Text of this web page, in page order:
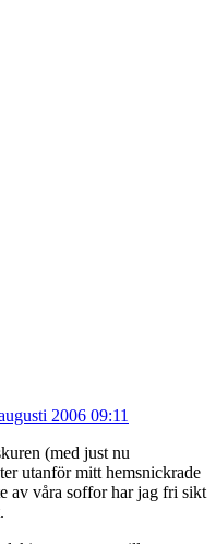
2006 09:11
(med just nu
utanför mitt hemsnickrade
av våra soffor har jag fri sikt